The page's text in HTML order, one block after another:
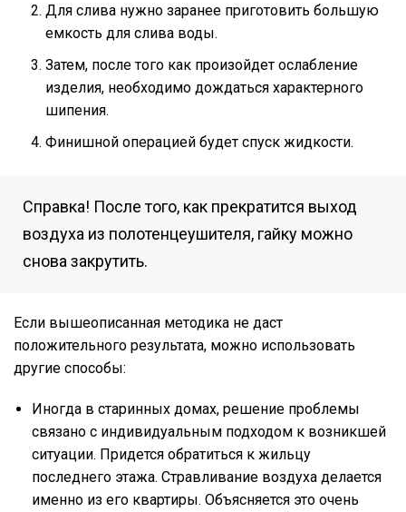
Для слива нужно заранее приготовить большую
емкость для слива воды.
Затем, после того как произойдет ослабление
изделия, необходимо дождаться характерного
шипения.
Финишной операцией будет спуск жидкости.
Справка! После того, как прекратится выход
воздуха из полотенцеушителя, гайку можно
снова закрутить.
Если вышеописанная методика не даст
положительного результата, можно использовать
другие способы:
Иногда в старинных домах, решение проблемы
связано с индивидуальным подходом к возникшей
ситуации. Придется обратиться к жильцу
последнего этажа. Стравливание воздуха делается
именно из его квартиры. Объясняется это очень